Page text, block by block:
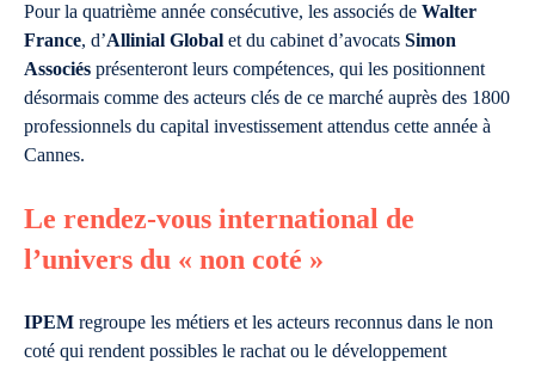
Pour la quatrième année consécutive, les associés de Walter
France, d’Allinial Global et du cabinet d’avocats Simon
Associés présenteront leurs compétences, qui les positionnent
désormais comme des acteurs clés de ce marché auprès des 1800
professionnels du capital investissement attendus cette année à
Cannes.
Le rendez-vous international de
l’univers du « non coté »
IPEM regroupe les métiers et les acteurs reconnus dans le non
coté qui rendent possibles le rachat ou le développement